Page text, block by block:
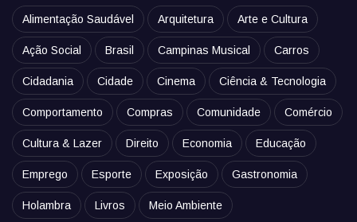
Alimentação Saudável Arquitetura Arte e Cultura
Ação Social Brasil Campinas Musical Carros
Cidadania Cidade Cinema Ciência & Tecnologia
Comportamento Compras Comunidade Comércio
Cultura & Lazer Direito Economia Educação
Emprego Esporte Exposição Gastronomia
Holambra Livros Meio Ambiente